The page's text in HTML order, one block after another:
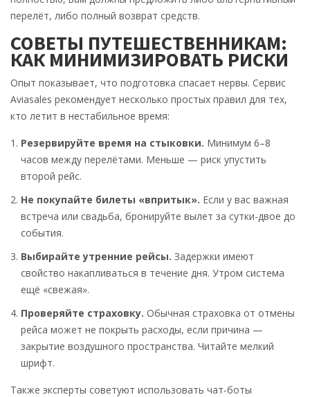
перелёт, либо полный возврат средств.
СОВЕТЫ ПУТЕШЕСТВЕННИКАМ:
КАК МИНИМИЗИРОВАТЬ РИСКИ
Опыт показывает, что подготовка спасает нервы. Сервис
Aviasales рекомендует несколько простых правил для тех,
кто летит в нестабильное время:
Резервируйте время на стыковки. Минимум 6–8
часов между перелётами. Меньше — риск упустить
второй рейс.
Не покупайте билеты «впритык». Если у вас важная
встреча или свадьба, бронируйте вылет за сутки-двое до
события.
Выбирайте утренние рейсы. Задержки имеют
свойство накапливаться в течение дня. Утром система
ещё «свежая».
Проверяйте страховку. Обычная страховка от отмены
рейса может не покрыть расходы, если причина —
закрытие воздушного пространства. Читайте мелкий
шрифт.
Также эксперты советуют использовать чат-боты